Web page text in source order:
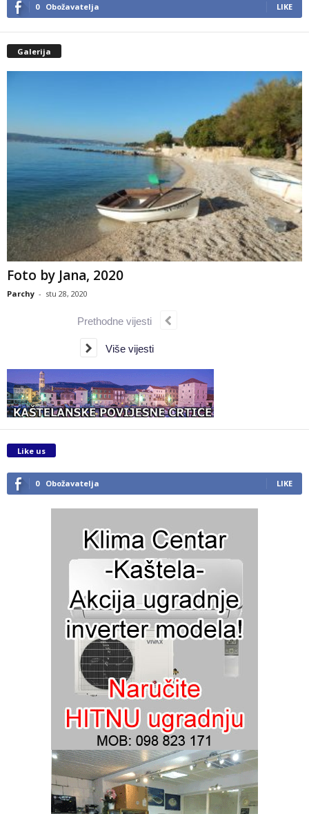
0 Obožavatelja LIKE
Galerija
Foto by Jana, 2020
Parchy - stu 28, 2020
Prethodne vijesti
Više vijesti
Like us
0 Obožavatelja LIKE